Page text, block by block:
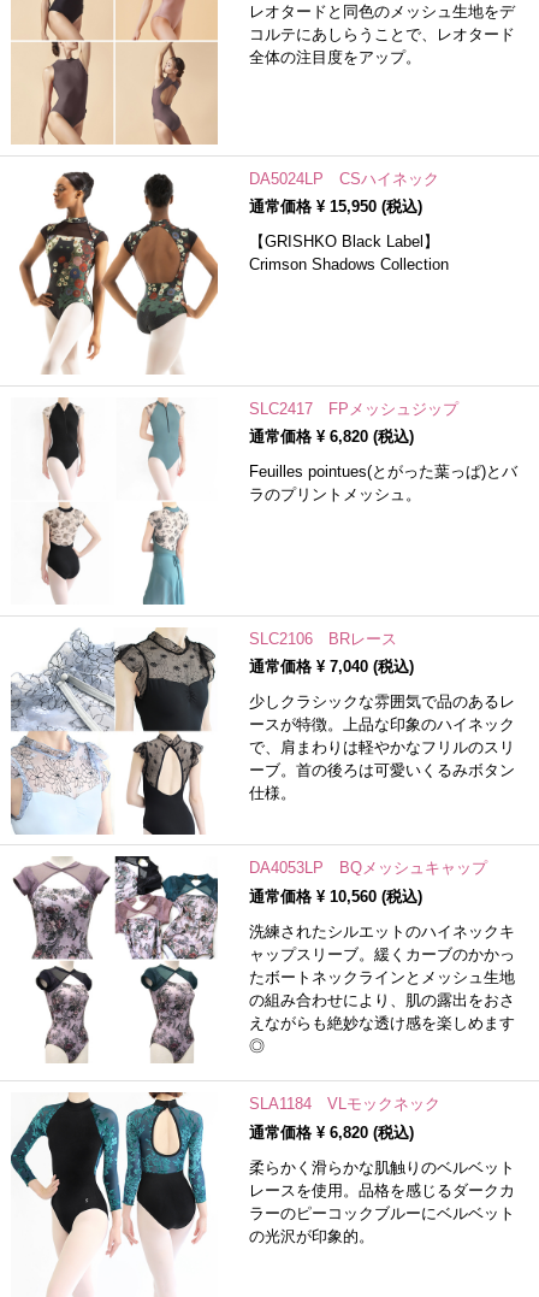
レオタードと同色のメッシュ生地をデ
コルテにあしらうことで、レオタード
全体の注目度をアップ。
DA5024LP CSハイネック
通常価格 ¥ 15,950(税込)
【GRISHKO Black Label】
Crimson Shadows Collection
SLC2417 FPメッシュジップ
通常価格 ¥ 6,820(税込)
Feuilles pointues(とがった葉っぱ)とバ
ラのプリントメッシュ。
SLC2106 BRレース
通常価格 ¥ 7,040(税込)
少しクラシックな雰囲気で品のあるレ
ースが特徴。上品な印象のハイネック
で、肩まわりは軽やかなフリルのスリ
ーブ。首の後ろは可愛いくるみボタン
仕様。
DA4053LP BQメッシュキャップ
通常価格 ¥ 10,560(税込)
洗練されたシルエットのハイネックキ
ャップスリーブ。緩くカーブのかかっ
たボートネックラインとメッシュ生地
の組み合わせにより、肌の露出をおさ
えながらも絶妙な透け感を楽しめます
◎
SLA1184 VLモックネック
通常価格 ¥ 6,820(税込)
柔らかく滑らかな肌触りのベルベット
レースを使用。品格を感じるダークカ
ラーのピーコックブルーにベルベット
の光沢が印象的。